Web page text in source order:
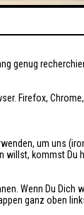
genug
Firefox,
um uns
willst, kommst Du
Wenn Du Dich
ganz oben